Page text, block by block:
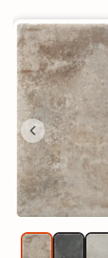
Catégories